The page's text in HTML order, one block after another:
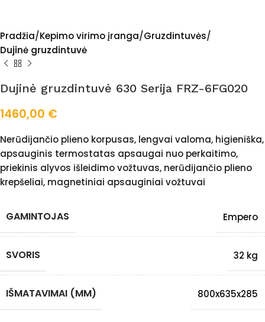
Pradžia Kepimo virimo įranga Gruzdintuvės
Dujinė gruzdintuvė
Dujinė gruzdintuvė 630 Serija FRZ-6FG020
1460,00 €
Nerūdijančio plieno korpusas, lengvai valoma, higieniška,
apsauginis termostatas apsaugai nuo perkaitimo,
priekinis alyvos išleidimo vožtuvas, nerūdijančio plieno
krepšeliai, magnetiniai apsauginiai vožtuvai
GAMINTOJAS Empero
SVORIS 32 kg
IŠMATAVIMAI (MM) 800x635x285